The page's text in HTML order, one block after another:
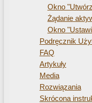
Okno
Żądanie
Okno
Podręcznik
FAQ
Artykuły
Media
Rozwiązania
Skrócona